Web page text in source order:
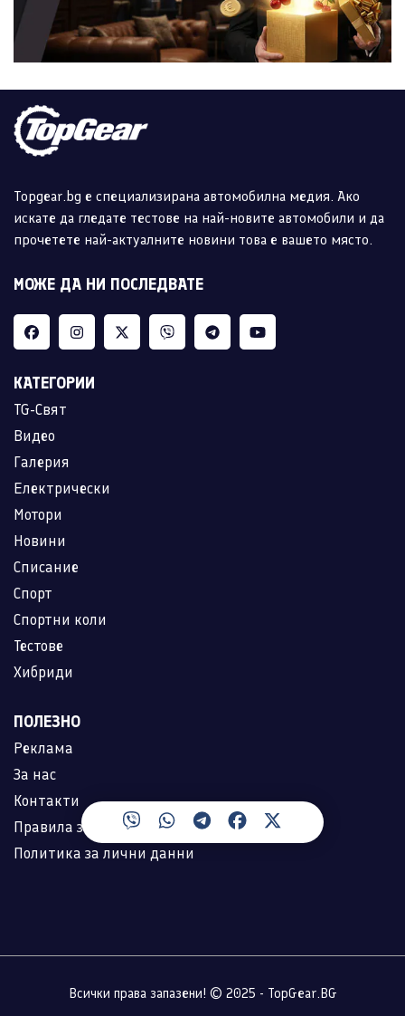
Topgear.bg е специализирана автомобилна медия. Ако
искате да гледате тестове на най-новите автомобили и да
прочетете най-актуалните новини това е вашето място.
МОЖЕ ДА НИ ПОСЛЕДВАТЕ
КАТЕГОРИИ
TG-Свят
Видео
Галерия
Електрически
Мотори
Новини
Списание
Спорт
Спортни коли
Тестове
Хибриди
ПОЛЕЗНО
Реклама
За нас
Контакти
Правила за ползване
Политика за лични данни
Всички права запазени! © 2025 - TopGear.BG